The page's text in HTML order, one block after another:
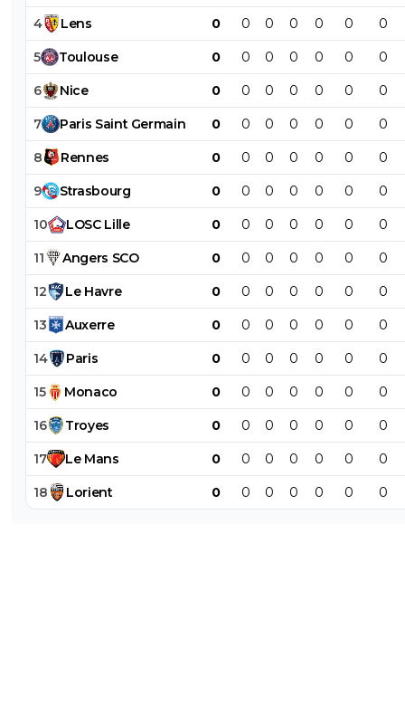
4 Lens 0 0 0 0 0 0 0
5 Toulouse 0 0 0 0 0 0 0
6 Nice 0 0 0 0 0 0 0
7 Paris Saint Germain 0 0 0 0 0 0 0
8 Rennes 0 0 0 0 0 0 0
9 Strasbourg 0 0 0 0 0 0 0
10 LOSC Lille 0 0 0 0 0 0 0
11 Angers SCO 0 0 0 0 0 0 0
12 Le Havre 0 0 0 0 0 0 0
13 Auxerre 0 0 0 0 0 0 0
14 Paris 0 0 0 0 0 0 0
15 Monaco 0 0 0 0 0 0 0
16 Troyes 0 0 0 0 0 0 0
17 Le Mans 0 0 0 0 0 0 0
18 Lorient 0 0 0 0 0 0 0